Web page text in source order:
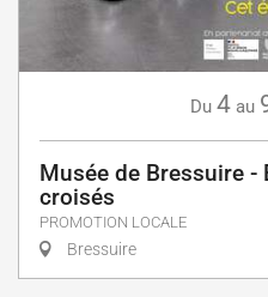
Du 4 au
Musée de Bressuire -
croisés
PROMOTION LOCALE
Bressuire